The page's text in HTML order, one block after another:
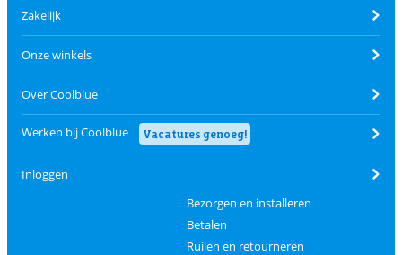
Zakelijk
Onze winkels
Over Coolblue
Werken bij Coolblue Vacatures genoeg!
Inloggen
Bezorgen en installeren
Betalen
Ruilen en retourneren